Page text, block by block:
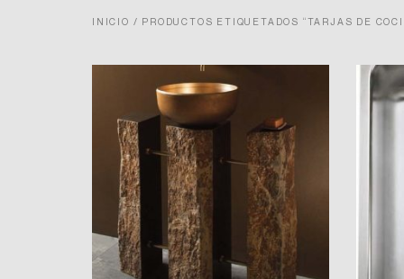
INICIO / PRODUCTOS ETIQUETADOS “TARJAS DE